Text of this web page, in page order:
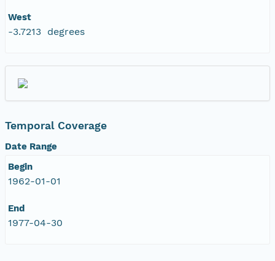
West
-3.7213 degrees
Temporal Coverage
Date Range
Begin
1962-01-01
End
1977-04-30